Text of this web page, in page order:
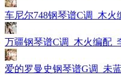
车尼尔748钢琴谱C调_木火
万疆钢琴谱C调_木火编配_
爱的罗曼史钢琴谱G调_未